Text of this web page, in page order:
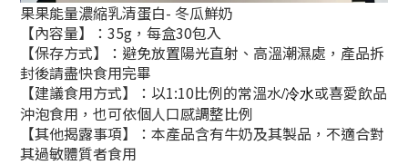
果果能量濃縮乳清蛋白- 冬瓜鮮奶
【內容量】：35g，每盒30包入
【保存方式】：避免放置陽光直射、高溫潮濕處，產品拆
封後請盡快食用完畢
【建議食用方式】：以1:10比例的常溫水/冷水或喜愛飲品
沖泡食用，也可依個人口感調整比例
【其他揭露事項】：本產品含有牛奶及其製品，不適合對
其過敏體質者食用